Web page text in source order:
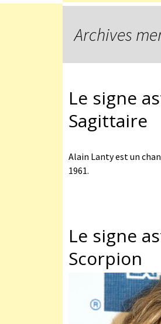
Archives
Le signe
Sagittaire
Alain Lanty est un
1961.
Le signe
Scorpion